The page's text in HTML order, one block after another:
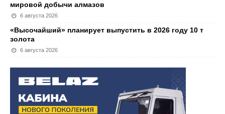
мировой добычи алмазов
6 августа 2026
«Высочайший» планирует выпустить в 2026 году 10 т
золота
6 августа 2026